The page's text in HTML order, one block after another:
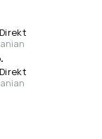
Direkt
Direkt